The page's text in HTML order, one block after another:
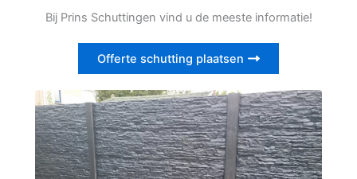
Bij Prins Schuttingen vind u de meeste informatie!
Offerte schutting plaatsen